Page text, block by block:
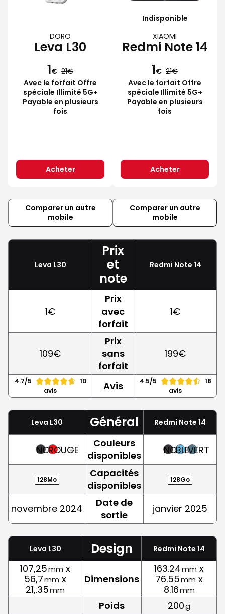
DORO
Leva L30
1€ 21
Avec le forfait Offre
spéciale Illimité 5G+
Payable en plusieurs
fois
Acheter
Indisponible
XIAOMI
Redmi Note 14
1€ 21
Avec le forfait Offre
spéciale Illimité 5G+
Payable en plusieurs
fois
Acheter
Comparer un autre
mobile
Comparer un autre
mobile
Leva L30
Prix
et
note
Redmi Note 14
1€
Prix
avec
forfait
1€
109€
Prix
sans
forfait
199€
4.7/5
10
avis
Avis 4.5/5
18
avis
Leva L30 Général Redmi Note 14
NOIRROUGE
Couleurs
disponibles
NOIRBLEUVERT
128Mo
Capacités
disponibles
128Go
novembre 2024
Date de
sortie
janvier 2025
Leva L30 Design Redmi Note 14
107,25mm x
56,7mm x
21,.35mm
Dimensions
163.24mm x
76.55mm x
8.16mm
Poids 200g